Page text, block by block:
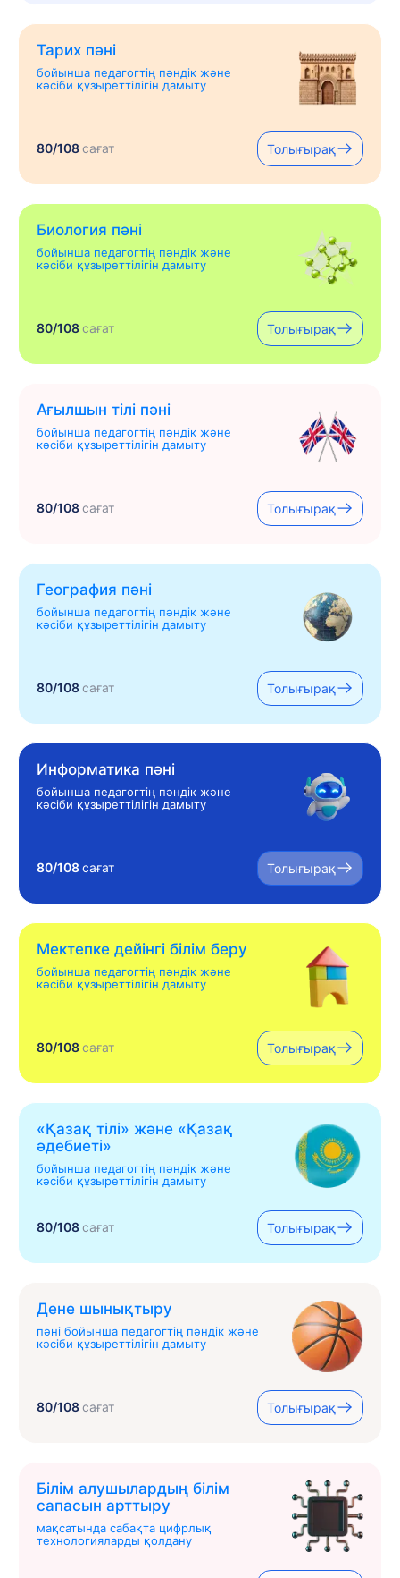
Тарих пәні
бойынша педагогтің пәндік және
кәсіби құзыреттілігін дамыту
80/108сағат Толығырақ
Биология пәні
бойынша педагогтің пәндік және
кәсіби құзыреттілігін дамыту
80/108сағат Толығырақ
Ағылшын тілі пәні
бойынша педагогтің пәндік және
кәсіби құзыреттілігін дамыту
80/108сағат Толығырақ
География пәні
бойынша педагогтің пәндік және
кәсіби құзыреттілігін дамыту
80/108сағат Толығырақ
Информатика пәні
бойынша педагогтің пәндік және
кәсіби құзыреттілігін дамыту
80/108сағат Толығырақ
Мектепке дейінгі білім беру
бойынша педагогтің пәндік және
кәсіби құзыреттілігін дамыту
80/108сағат Толығырақ
«Қазақ тілі» жəне «Қазақ
əдебиеті»
бойынша педагогтің пәндік және
кәсіби құзыреттілігін дамыту
80/108сағат Толығырақ
Дене шынықтыру
пәні бойынша педагогтің пәндік және
кәсіби құзыреттілігін дамыту
80/108сағат Толығырақ
Білім алушылардың білім
сапасын арттыру
мақсатында сабақта цифрлық
технологияларды қолдану